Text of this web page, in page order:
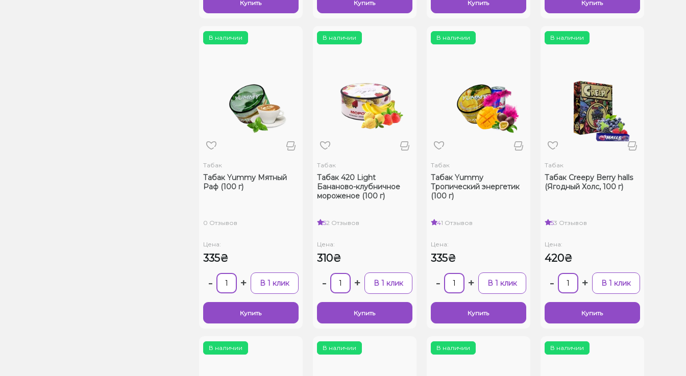
Купить Купить Купить Купить
В наличии
Табак
Табак Yummy Мятный
Раф (100 г)
0 Отзывов
Цена:
335₴
- + В 1 клик
Купить
В наличии
Табак
Табак 420 Light
Бананово-клубничное
мороженое (100 г)
52 Отзывов
Цена:
310₴
- + В 1 клик
Купить
В наличии
Табак
Табак Yummy
Тропический энергетик
(100 г)
41 Отзывов
Цена:
335₴
- + В 1 клик
Купить
В наличии
Табак
Табак Creepy Berry halls
(Ягодный Холс, 100 г)
53 Отзывов
Цена:
420₴
- + В 1 клик
Купить
В наличии В наличии В наличии В наличии